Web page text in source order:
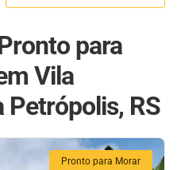
para
Vila
Petrópolis, RS
Pronto para Morar